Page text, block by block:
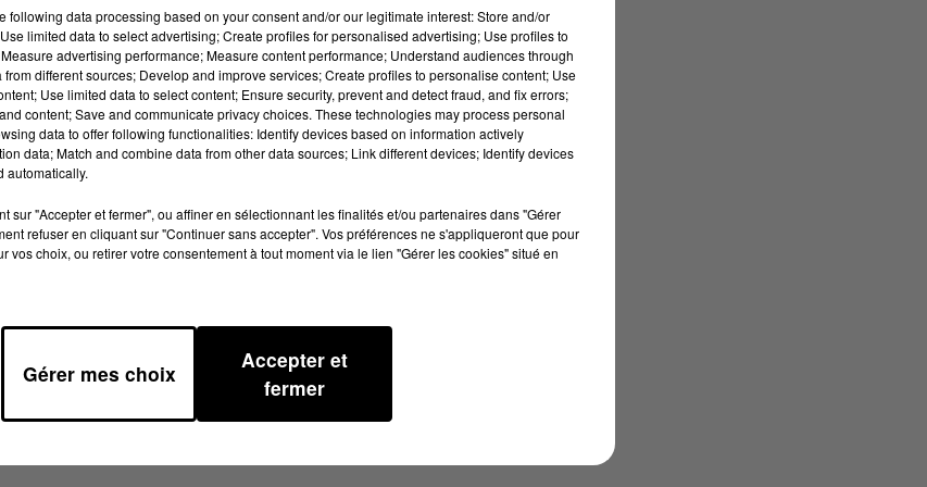
payantes. Les non-résidents,
ville devront se garer plus
Du côté de la mairie, on ne
en plus. Patrick Beteille,
circulation, est au micro de
resident Ce sujet devrait
municipal d' Albi à 18 h. Lors
du mode de gestion et du
pour le circuit
following data processing based on your consent and/or our legitimate interest: Store and/or
limited data to select advertising; Create profiles for personalised advertising; Use profiles to
advertising performance; Measure content performance; Understand audiences through
different sources; Develop and improve services; Create profiles to personalise content; Use
Use limited data to select content; Ensure security, prevent and detect fraud, and fix errors;
content; Save and communicate privacy choices. These technologies may process personal
data to offer following functionalities: Identify devices based on information actively
data; Match and combine data from other data sources; Link different devices; Identify devices
automatically.
sur "Accepter et fermer", ou affiner en sélectionnant les finalités et/ou partenaires dans "Gérer
refuser en cliquant sur "Continuer sans accepter". Vos préférences ne s'appliqueront que pour
vos choix, ou retirer votre consentement à tout moment via le lien "Gérer les cookies" situé en
Gérer mes choix
Accepter et
fermer